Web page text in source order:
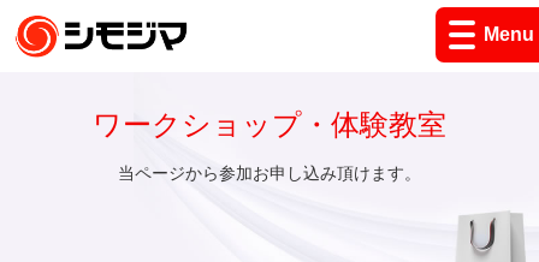
Menu
ワークショップ・体験教室
当ページから参加お申し込み頂けます。